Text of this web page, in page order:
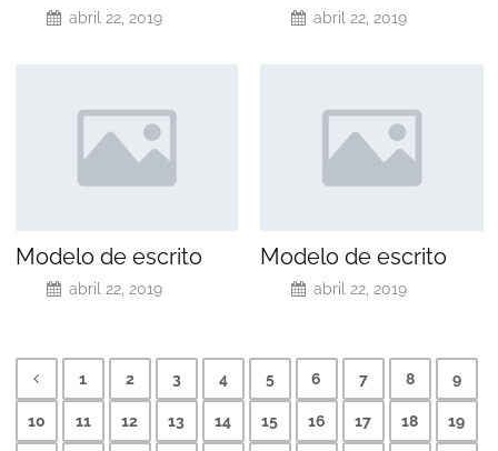
abril 22, 2019 abril 22, 2019
Modelo de escrito
abril 22, 2019
Modelo de escrito
abril 22, 2019
1 2 3 4 5 6 7 8 9
10 11 12 13 14 15 16 17 18 19